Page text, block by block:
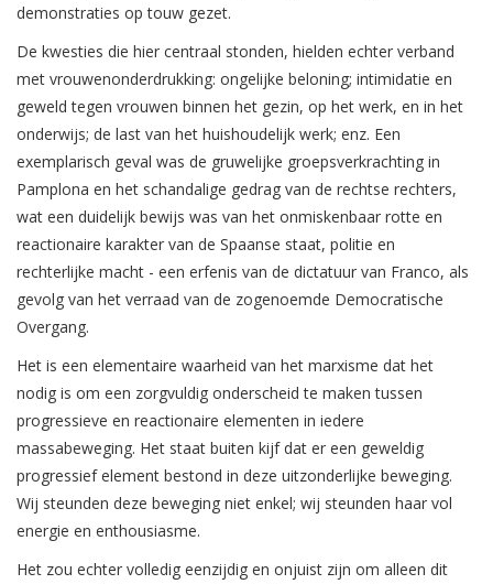
demonstraties op touw gezet.
De kwesties die hier centraal stonden, hielden echter verband
met vrouwenonderdrukking: ongelijke beloning; intimidatie en
geweld tegen vrouwen binnen het gezin, op het werk, en in het
onderwijs; de last van het huishoudelijk werk; enz. Een
exemplarisch geval was de gruwelijke groepsverkrachting in
Pamplona en het schandalige gedrag van de rechtse rechters,
wat een duidelijk bewijs was van het onmiskenbaar rotte en
reactionaire karakter van de Spaanse staat, politie en
rechterlijke macht - een erfenis van de dictatuur van Franco, als
gevolg van het verraad van de zogenoemde Democratische
Overgang.
Het is een elementaire waarheid van het marxisme dat het
nodig is om een zorgvuldig onderscheid te maken tussen
progressieve en reactionaire elementen in iedere
massabeweging. Het staat buiten kijf dat er een geweldig
progressief element bestond in deze uitzonderlijke beweging.
Wij steunden deze beweging niet enkel; wij steunden haar vol
energie en enthousiasme.
Het zou echter volledig eenzijdig en onjuist zijn om alleen dit